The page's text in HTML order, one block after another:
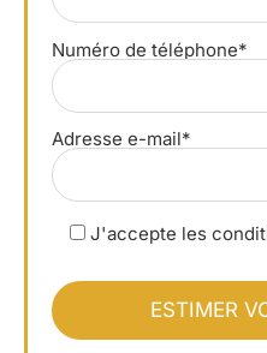
Numéro de téléphone*
Adresse e-mail*
J'accepte les